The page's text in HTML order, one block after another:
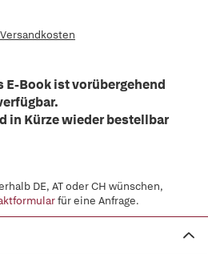
E-Book ist vorübergehend
in Kürze wieder bestellbar
DE, AT oder CH wünschen,
für eine Anfrage.